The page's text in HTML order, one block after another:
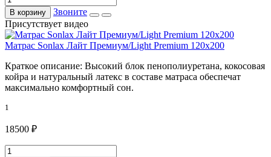
В корзину
Звоните
Присутствует видео
Матрас Sonlax Лайт Премиум/Light Premium 120x200
Краткое описание: Высокий блок пенополиуретана, кокосовая
койра и натуральный латекс в составе матраса обеспечат
максимально комфортный сон.
1
18500 ₽